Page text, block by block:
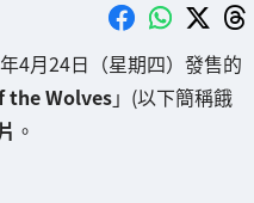
4月24日（星期四）發售的
the Wolves」(以下簡稱餓
。